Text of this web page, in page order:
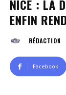
NICE : LA
ENFIN
RÉDACTION
Facebook